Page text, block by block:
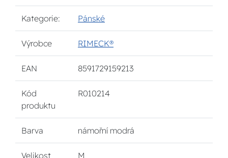
Kategorie: Pánské
Výrobce RIMECK®
EAN 8591729159213
Kód
produktu
R010214
Barva námořní modrá
Velikost M